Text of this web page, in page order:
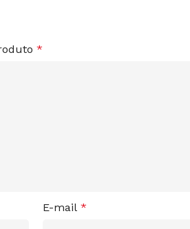
*
E-mail *